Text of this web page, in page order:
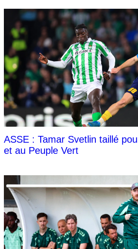
ASSE : Tamar Svetlin taillé
et au Peuple Vert